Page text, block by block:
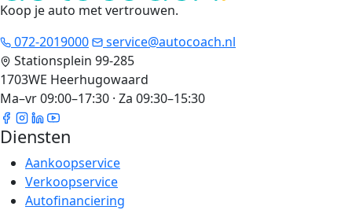
Koop je auto met vertrouwen.
072-2019000
service@autocoach.nl
Stationsplein 99-285
1703WE Heerhugowaard
Ma–vr 09:00–17:30 · Za 09:30–15:30
Diensten
Aankoopservice
Verkoopservice
Autofinanciering